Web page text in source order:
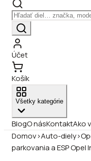
Účet
Košík
Všetky kategórie
BlogO násKontaktAko
Domov›Auto-diely›
parkovania a ESP Opel